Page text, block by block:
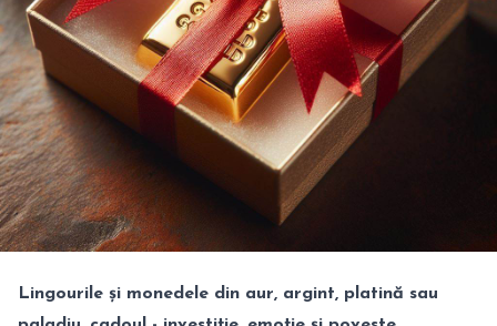
Lingourile și monedele din aur, argint, platină sau